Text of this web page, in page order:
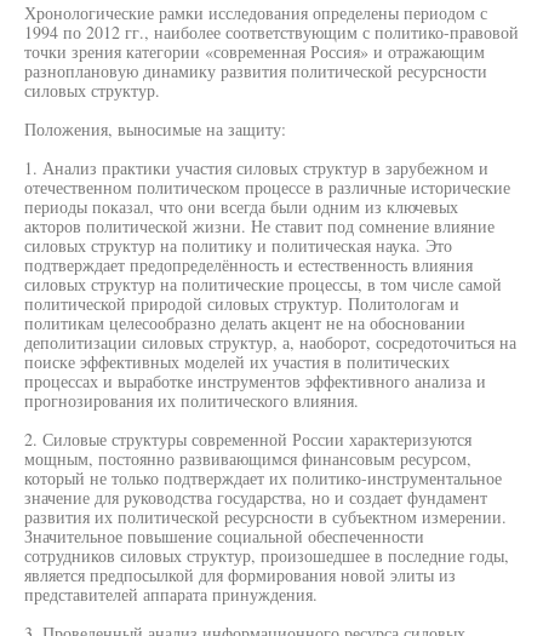
Хронологические рамки исследования определены периодом с
1994 по 2012 гг., наиболее соответствующим с политико-правовой
точки зрения категории «современная Россия» и отражающим
разноплановую динамику развития политической ресурсности
силовых структур.
Положения, выносимые на защиту:
1. Анализ практики участия силовых структур в зарубежном и
отечественном политическом процессе в различные исторические
периоды показал, что они всегда были одним из ключевых
акторов политической жизни. Не ставит под сомнение влияние
силовых структур на политику и политическая наука. Это
подтверждает предопределённость и естественность влияния
силовых структур на политические процессы, в том числе самой
политической природой силовых структур. Политологам и
политикам целесообразно делать акцент не на обосновании
деполитизации силовых структур, а, наоборот, сосредоточиться на
поиске эффективных моделей их участия в политических
процессах и выработке инструментов эффективного анализа и
прогнозирования их политического влияния.
2. Силовые структуры современной России характеризуются
мощным, постоянно развивающимся финансовым ресурсом,
который не только подтверждает их политико-инструментальное
значение для руководства государства, но и создает фундамент
развития их политической ресурсности в субъектном измерении.
Значительное повышение социальной обеспеченности
сотрудников силовых структур, произошедшее в последние годы,
является предпосылкой для формирования новой элиты из
представителей аппарата принуждения.